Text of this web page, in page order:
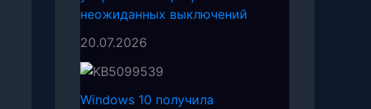
неожиданных выключений
20.07.2026
Windows 10 получила